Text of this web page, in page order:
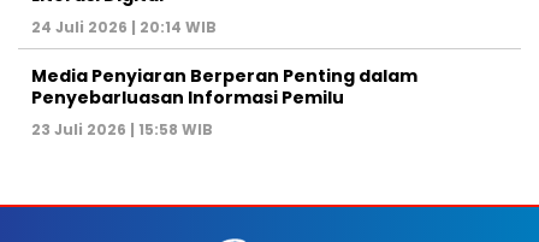
24 Juli 2026 | 20:14 WIB
Media Penyiaran Berperan Penting dalam
Penyebarluasan Informasi Pemilu
23 Juli 2026 | 15:58 WIB